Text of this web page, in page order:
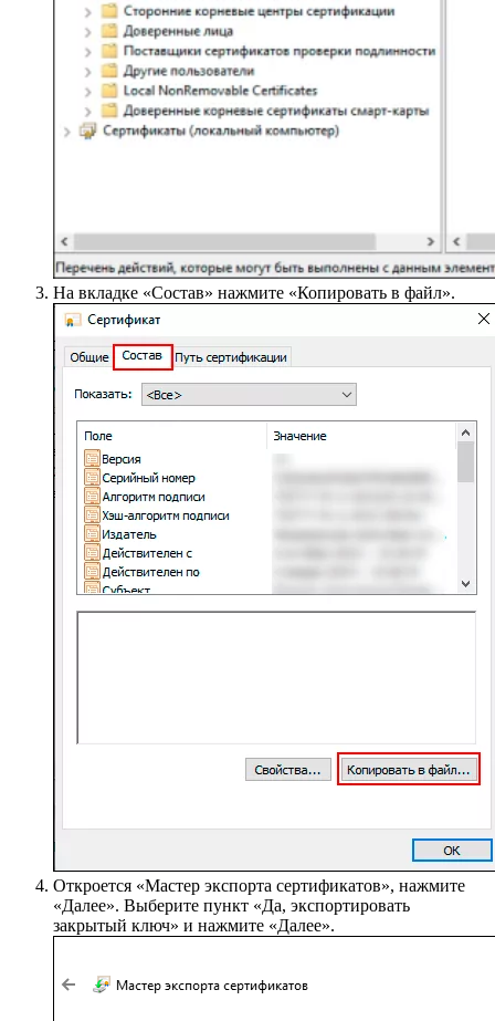
На вкладке «Состав» нажмите «Копировать в файл».
Откроется «Мастер экспорта сертификатов», нажмите
«Далее». Выберите пункт «Да, экспортировать
закрытый ключ» и нажмите «Далее».